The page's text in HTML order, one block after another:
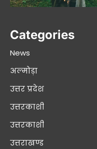
Categories
News
अल्मोड़ा
उत्तर प्रदेश
उत्तरकाशी
उत्तरकाशी
उत्तराखण्ड